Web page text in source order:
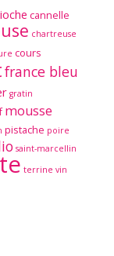
cannelle
chartreuse
cours
france bleu
gratin
mousse
pistache poire
saint-marcellin
terrine vin